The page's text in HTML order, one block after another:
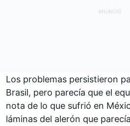
Los problemas persistieron
Brasil, pero parecía que el
nota de lo que sufrió en
láminas del alerón que